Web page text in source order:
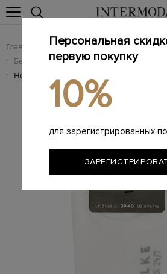
Главная Мужчинам / Одежда
/ Белье и домашняя одежда
/ Носки из органического хлопка с
Персональная
первую покупку
10%
для зарегистрированных